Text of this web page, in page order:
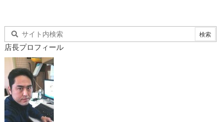
店長プロフィール